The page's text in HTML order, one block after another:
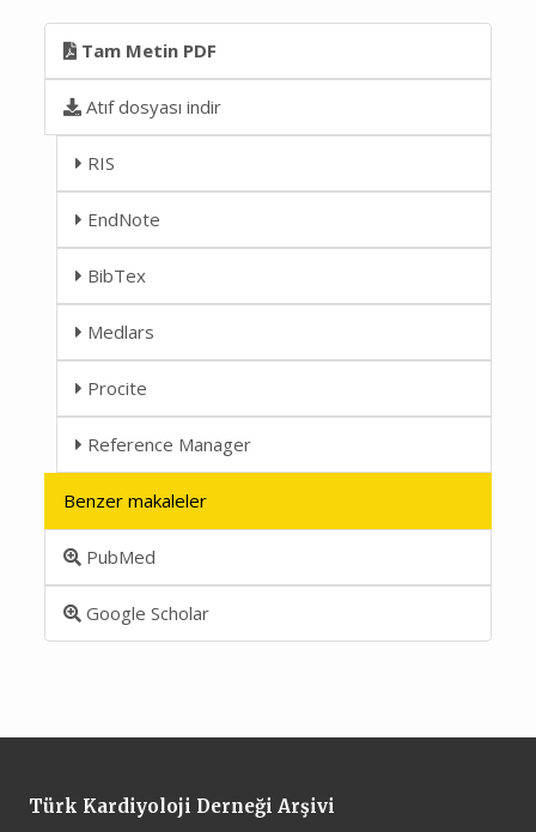
Tam Metin PDF
Atıf dosyası indir
RIS
EndNote
BibTex
Medlars
Procite
Reference Manager
Benzer makaleler
PubMed
Google Scholar
Türk Kardiyoloji Derneği Arşivi